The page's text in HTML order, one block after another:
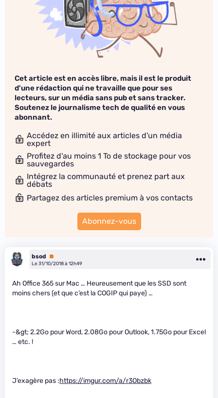
Cet article est en accès libre, mais il est le produit
d'une rédaction qui ne travaille que pour ses
lecteurs, sur un média sans pub et sans tracker.
Soutenez le journalisme tech de qualité en vous
abonnant.
Accédez en illimité aux articles d'un média
expert
Profitez d'au moins 1 To de stockage pour vos
sauvegardes
Intégrez la communauté et prenez part aux
débats
Partagez des articles premium à vos contacts
Abonnez-vous
bsod
Premium
Le 31/10/2018 à 12h49
Ah Office 365 sur Mac … Heureusement que les SSD sont
moins chers (et que c’est la COGIP qui paye) …
-&gt; 2.2Go pour Word, 2.08Go pour Outlook, 1.75Go pour Excel
… etc. !
J’exagère pas :https://imgur.com/a/r3Obzbk